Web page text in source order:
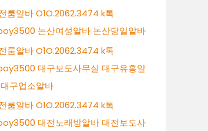
룸알바 O1O.2062.3474 k톡
논산여성알바 논산당일알바
룸알바 O1O.2062.3474 k톡
대구보도사무실 대구유흥알
구업소알바
룸알바 O1O.2062.3474 k톡
대전노래방알바 대전보도사